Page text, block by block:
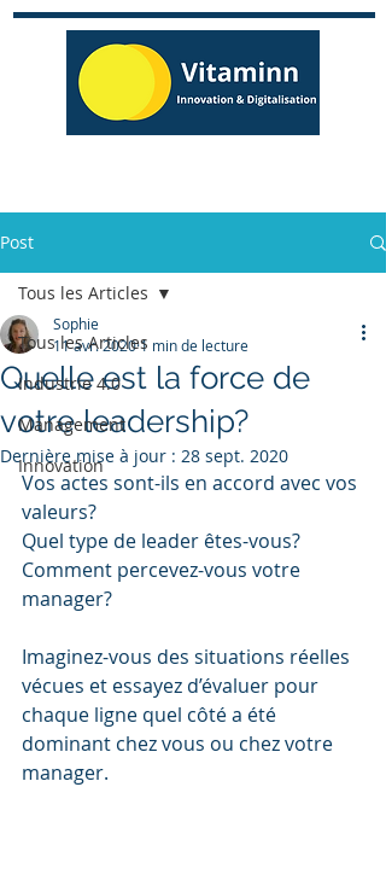
Post
Tous les Articles
Industrie 4.0
Management
Innovation
Tous les Articles
Quelle est la force de
votre leadership?
Sophie
11 avr. 20201 min de lecture
Dernière mise à jour : 28 sept. 2020
Vos actes sont-ils en accord avec vos
valeurs?
Quel type de leader êtes-vous?
Comment percevez-vous votre
manager?
Imaginez-vous des situations réelles
vécues et essayez d’évaluer pour
chaque ligne quel côté a été
dominant chez vous ou chez votre
manager.